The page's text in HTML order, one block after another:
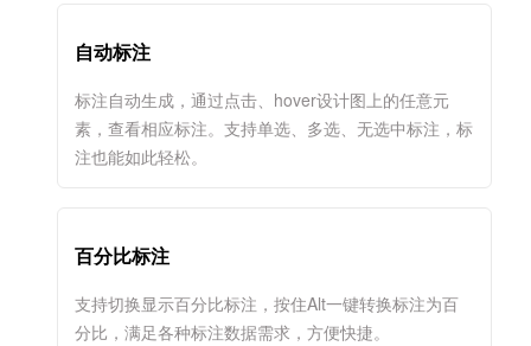
自动标注
标注自动生成，通过点击、hover设计图上的任意元
素，查看相应标注。支持单选、多选、无选中标注，标
注也能如此轻松。
百分比标注
支持切换显示百分比标注，按住Alt一键转换标注为百
分比，满足各种标注数据需求，方便快捷。